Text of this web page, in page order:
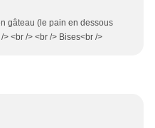
gâteau (le pain en dessous
<br /> <br /> Bises<br />